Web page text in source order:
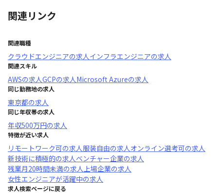
関連リンク
関連職種
クラウドエンジニアの求人インフラエンジニアの求人
関連スキル
AWSの求人GCPの求人Microsoft Azureの求人
同じ勤務地の求人
東京都の求人
同じ年収帯の求人
年収500万円の求人
特徴が近い求人
リモートワーク可の求人服装自由の求人オンライン選考可の求人
新技術に積極的の求人ベンチャー企業の求人
残業月20時間未満の求人上場企業の求人
女性エンジニアが活躍中の求人
求人検索ページに戻る